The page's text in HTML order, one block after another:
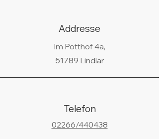
Addresse
Im Potthof 4a,
51789 Lindlar
Telefon
02266/440438